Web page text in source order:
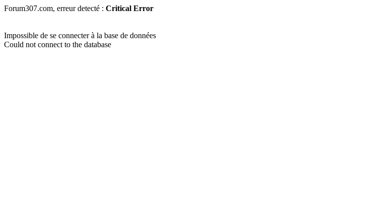
Forum307.com, erreur detecté : Critical Error
Impossible de se connecter à la base de données
Could not connect to the database